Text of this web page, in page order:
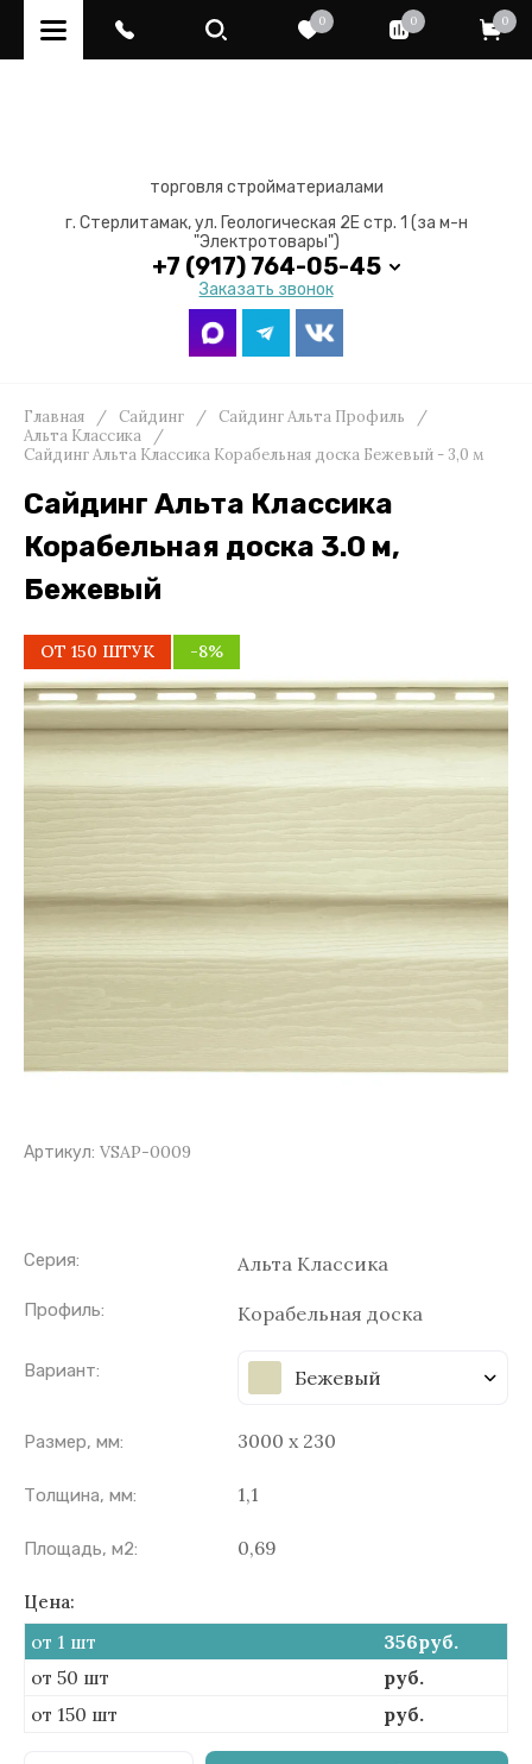
0 0 0
торговля стройматериалами
г. Стерлитамак, ул. Геологическая 2Е стр. 1 (за м-н
"Электротовары")
+7 (917) 764-05-45
Заказать звонок
Главная / Сайдинг / Cайдинг Альта Профиль
/
Альта Классика
/
Сайдинг Альта Классика Корабельная доска Бежевый - 3,0 м
Сайдинг Альта Классика
Корабельная доска 3.0 м,
Бежевый
ОТ 150 ШТУК -8%
Артикул: VSAP-0009
Серия: Альта Классика
Профиль: Корабельная доска
Вариант: Бежевый
Размер, мм: 3000 х 230
Толщина, мм: 1,1
Площадь, м2: 0,69
Цена:
от 1 шт 356руб.
от 50 шт
руб.
от 150 шт
руб.